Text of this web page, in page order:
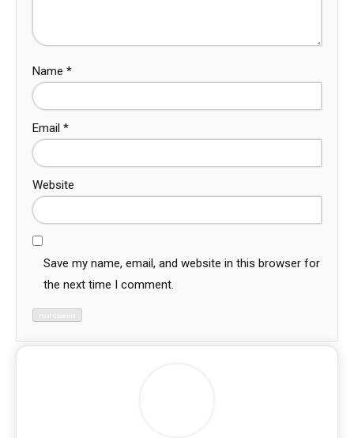
Name *
Email *
Website
Save my name, email, and website in this browser for
the next time I comment.